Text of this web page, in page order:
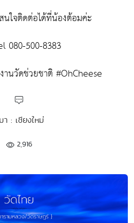
ใจติดต่อได้ที่น้องต้อมค่ะ
080-500-8383
นวัดช่วยชาติ #OhCheese
า : เชียงใหม่
2,916